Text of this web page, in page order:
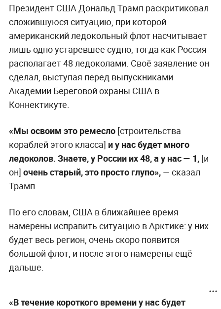
Президент США Дональд Трамп раскритиковал
сложившуюся ситуацию, при которой
американский ледокольный флот насчитывает
лишь одно устаревшее судно, тогда как Россия
располагает 48 ледоколами. Своё заявление он
сделал, выступая перед выпускниками
Академии Береговой охраны США в
Коннектикуте.
«Мы освоим это ремесло[строительства
кораблей этого класса] и у нас будет много
ледоколов. Знаете, у России их 48, а у нас — 1,[и
он] очень старый, это просто глупо»,— сказал
Трамп.
По его словам, США в ближайшее время
намерены исправить ситуацию в Арктике: у них
будет весь регион, очень скоро появится
большой флот, и после этого намерены ещё
дальше.
«В течение короткого времени у нас будет